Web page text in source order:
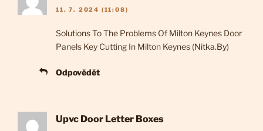
11. 7. 2024 (11:08)
Solutions To The Problems Of Milton Keynes Door
Panels Key Cutting In Milton Keynes (Nitka.By)
Odpovědět
Upvc Door Letter Boxes